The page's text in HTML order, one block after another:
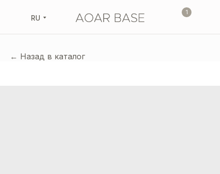
1
RU
← Назад в каталог